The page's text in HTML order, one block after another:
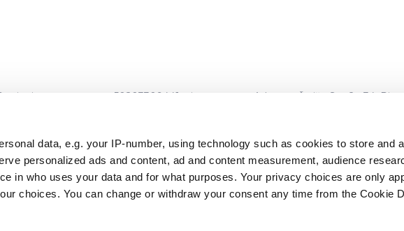
data, e.g. your IP-number, using technology such as cookies to store and
personalized ads and content, ad and content measurement, audience
in who uses your data and for what purposes. Your privacy choices are only
choices. You can change or withdraw your consent any time from the Cookie
50203309441, eingetragene Adresse: Āraišu Straße 34,
(
, ausgestellt am 16.08.2022) und wird
Dienstleistungen sind nicht durch die Einlagensicherungssysteme
des Rates eingerichtet wurden. Ebenso ist Ihre Investition nicht durch die
Parlaments und des Rates* eingerichtet wurden.**